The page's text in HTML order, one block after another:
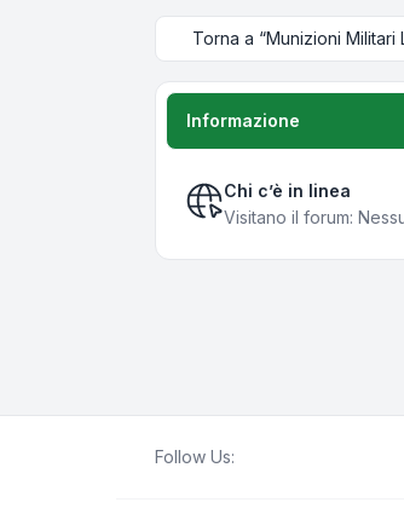
Torna a “Munizioni Militari
Informazione
Chi c’è in linea
Visitano il forum:
Follow Us: